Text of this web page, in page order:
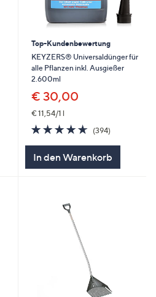
Top-Kundenbewertung
KEYZERS® Universaldünger für
alle Pflanzen inkl. Ausgießer
2.600ml
€ 30,00
€ 11,54/1 l
4.6
von
5
(394)
In den Warenkorb